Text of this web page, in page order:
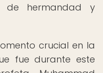
de hermandad y
crucial en la
fue durante este